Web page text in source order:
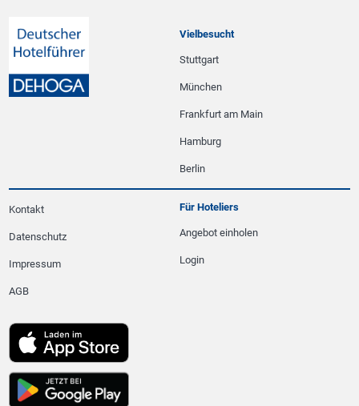
Vielbesucht
Stuttgart
München
Frankfurt am Main
Hamburg
Berlin
Kontakt
Datenschutz
Impressum
AGB
Für Hoteliers
Angebot einholen
Login